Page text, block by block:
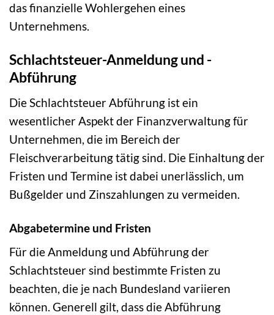
das finanzielle Wohlergehen eines
Unternehmens.
Schlachtsteuer-Anmeldung und -
Abführung
Die Schlachtsteuer Abführung ist ein
wesentlicher Aspekt der Finanzverwaltung für
Unternehmen, die im Bereich der
Fleischverarbeitung tätig sind. Die Einhaltung der
Fristen und Termine ist dabei unerlässlich, um
Bußgelder und Zinszahlungen zu vermeiden.
Abgabetermine und Fristen
Für die Anmeldung und Abführung der
Schlachtsteuer sind bestimmte Fristen zu
beachten, die je nach Bundesland variieren
können. Generell gilt, dass die Abführung